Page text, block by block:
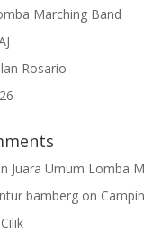
Marching Band
Rosario
Juara Umum Lomba
bambergon